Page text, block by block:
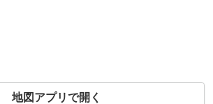
地図アプリで開く